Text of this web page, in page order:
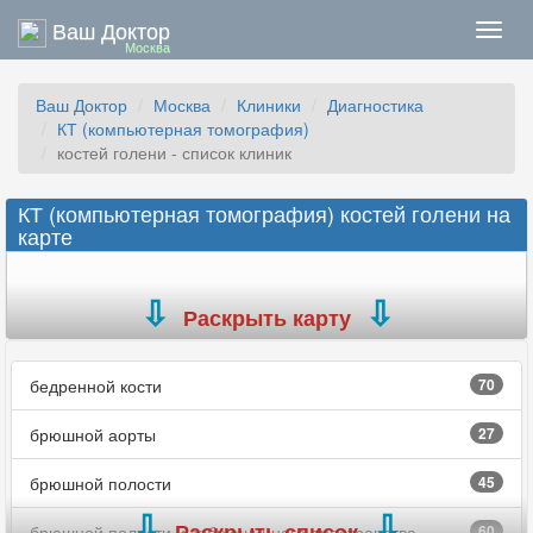
Ваш Доктор
Москва
Ваш Доктор Москва Клиники
Диагностика
КТ (компьютерная томография)
костей голени - список клиник
КТ (компьютерная томография) костей голени на
карте
Раскрыть карту
бедренной кости 70
брюшной аорты 27
брюшной полости 45